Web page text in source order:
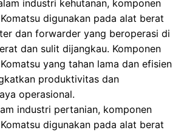
industri kehutanan, komponen
digunakan pada alat berat
dan forwarder yang beroperasi di
dan sulit dijangkau. Komponen
yang tahan lama dan efisien
produktivitas dan
operasional.
industri pertanian, komponen
digunakan pada alat berat